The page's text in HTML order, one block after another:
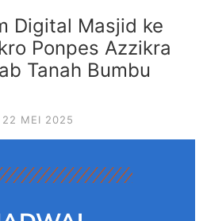
Digital Masjid ke
Ponpes Azzikra
Tanah Bumbu
22 MEI 2025